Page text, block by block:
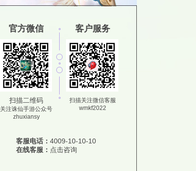
官方微信
扫描二维码
关注诛仙手游公众号
zhuxiansy
客户服务
扫描关注微信客服
wmkf2022
客服电话： 4009-10-10-10
在线客服： 点击咨询